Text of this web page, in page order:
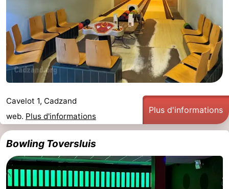
Cadzand
Hoogduin
Noordzee
Résidence
Bad
-
Resort
Bad
-
Strand
Resort
Nieuwvliet-
Bad
-
Waterdunen
-
Zonneweelde
-
Zwinhoeve
Hôtels
Cavelot 1, Cadzand
web. Plus d'informations
Plus d'informations
Bowling Toversluis